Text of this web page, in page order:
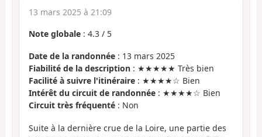
13 mars 2025 à 21:09
Note globale : 4.3 / 5
Date de la randonnée : 13 mars 2025
Fiabilité de la description : ★★★★★ Très bien
Facilité à suivre l'itinéraire : ★★★★☆ Bien
Intérêt du circuit de randonnée : ★★★★☆ Bien
Circuit très fréquenté : Non
Suite à la dernière crue de la Loire, une partie des